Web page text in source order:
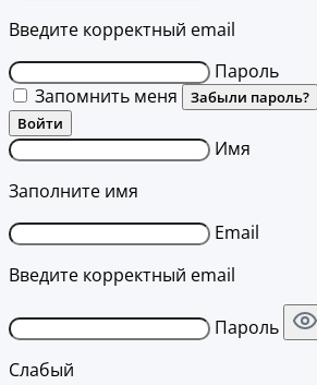
Введите корректный email
Пароль
Запомнить меня
Забыли пароль?
Войти
Имя
Заполните имя
Email
Введите корректный email
Пароль
Слабый